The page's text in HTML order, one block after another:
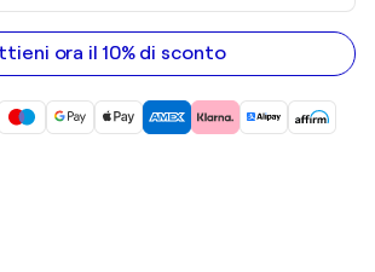
ora il 10% di sconto